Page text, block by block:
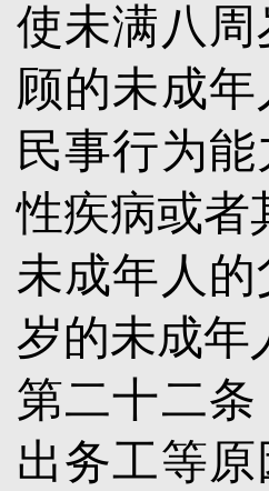
使未满八
顾的未成
民事行为
性疾病或者
未成年人
岁的未成年
第二十二条
出务工等